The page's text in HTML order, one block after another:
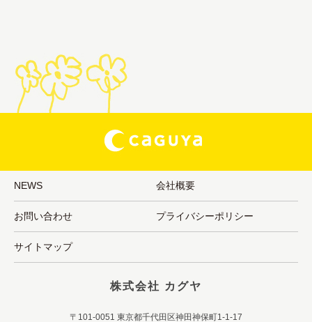
NEWS 会社概要
お問い合わせ プライバシーポリシー
サイトマップ
株式会社 カグヤ
〒101-0051 東京都千代田区神田神保町1-1-17